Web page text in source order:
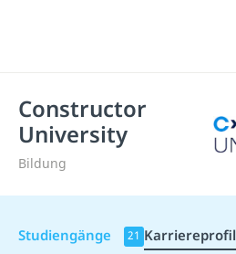
Constructor
University
Bildung
Studiengänge 21 Karriereprofil